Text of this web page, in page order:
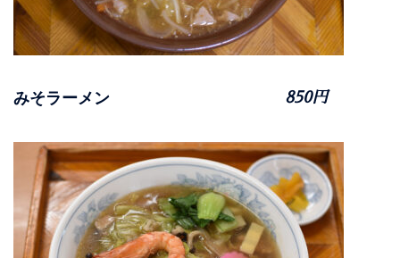
みそラーメン 850円